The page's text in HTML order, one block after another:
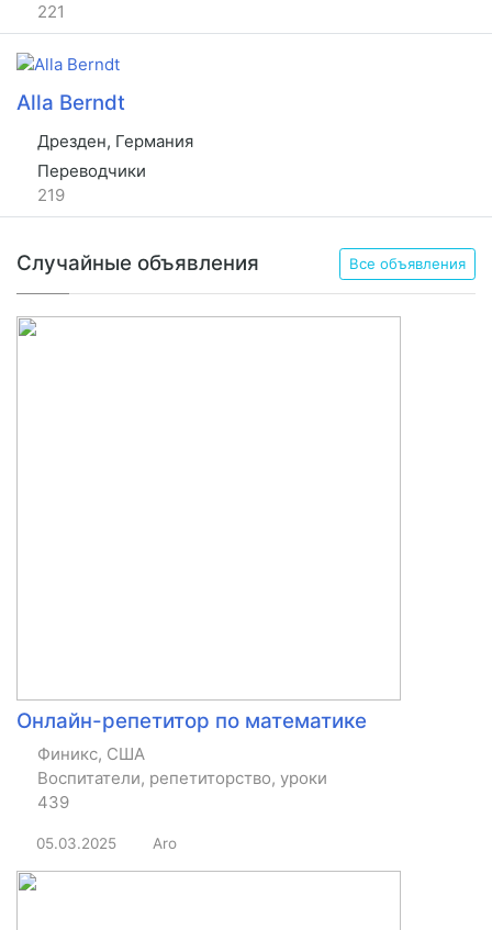
221
Alla Berndt
Дрезден, Германия
Переводчики
219
Случайные объявления Все объявления
Онлайн-репетитор по математике
Финикс, США
Воспитатели, репетиторство, уроки
439
05.03.2025 Aro